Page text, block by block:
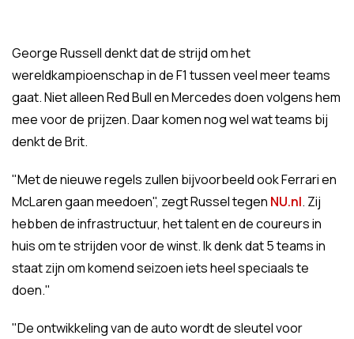
George Russell denkt dat de strijd om het
wereldkampioenschap in de F1 tussen veel meer teams
gaat. Niet alleen Red Bull en Mercedes doen volgens hem
mee voor de prijzen. Daar komen nog wel wat teams bij
denkt de Brit.
"Met de nieuwe regels zullen bijvoorbeeld ook Ferrari en
McLaren gaan meedoen", zegt Russel tegen NU.nl. Zij
hebben de infrastructuur, het talent en de coureurs in
huis om te strijden voor de winst. Ik denk dat 5 teams in
staat zijn om komend seizoen iets heel speciaals te
doen."
"De ontwikkeling van de auto wordt de sleutel voor